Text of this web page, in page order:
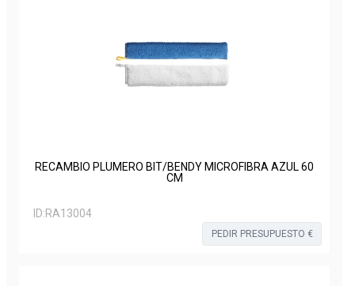
RECAMBIO PLUMERO BIT/BENDY MICROFIBRA AZUL 60
CM
ID:RA13004
PEDIR PRESUPUESTO €